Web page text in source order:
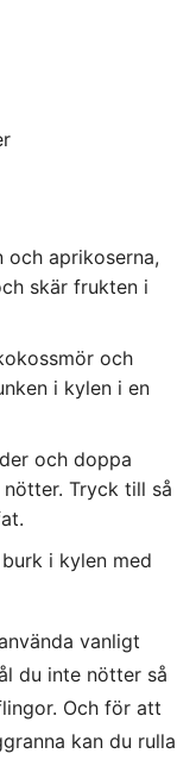
och aprikoserna,
skär frukten i
och
i kylen i en
och doppa
Tryck till så
i kylen med
vanligt
du inte nötter så
Och för att
kan du rulla